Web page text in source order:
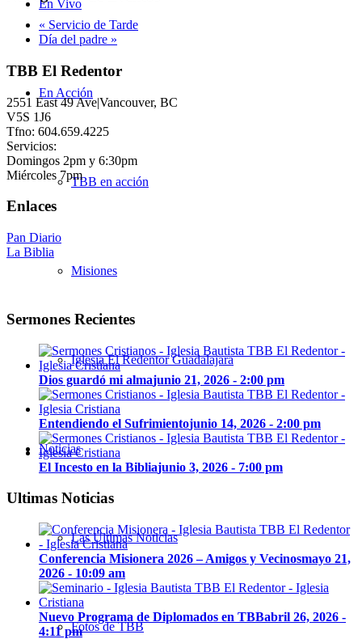
En Vivo
En Acción
TBB en acción
Misiones
Iglesia El Redentor Guadalajara
Noticias
Las Últimas Noticias
Fotos de TBB
« Servicio de Tarde
Día del padre »
TBB El Redentor
2551 East 49 Ave|Vancouver, BC
V5S 1J6
Tfno: 604.659.4225
Servicios:
Domingos 2pm y 6:30pm
Miércoles 7pm
Enlaces
Pan Diario
La Biblia
Sermones Recientes
Dios guardó mi almajunio 21, 2026 - 2:00 pm
Entendiendo el Sufrimientojunio 14, 2026 - 2:00 pm
El Incesto en la Bibliajunio 3, 2026 - 7:00 pm
Ultimas Noticias
Conferencia Misionera 2026 – Amigos y Vecinosmayo 21,
2026 - 10:09 am
Nuevo Programa de Diplomados en TBBabril 26, 2026 -
4:11 pm